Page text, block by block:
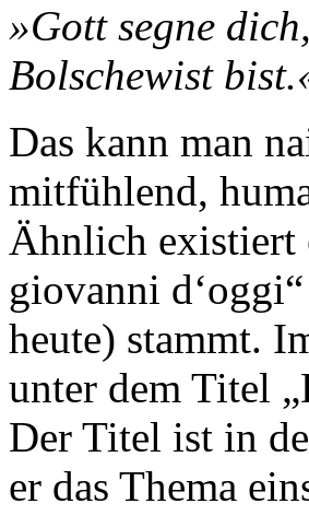
»Gott segne
Bolschewist
Das kann man
mitfühlend,
Ähnlich existiert
giovanni
heute) stammt.
unter dem Titel
Der Titel ist in
er das Thema